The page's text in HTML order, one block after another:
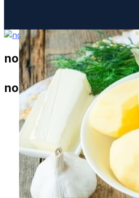
nova-version.ru
nova-version.ru
ИНТЕРЕСНОЕ И
МОДА И СТИЛЬ